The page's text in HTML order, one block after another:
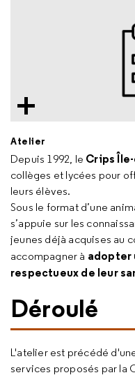
Atelier
Depuis 1992, le Crips
collèges et lycées pour
leurs élèves.
Sous le format d’une
s’appuie sur les
jeunes déjà acquises au
accompagner à adopter
respectueux de leur
Déroulé
L'atelier est précédé
services proposés par la